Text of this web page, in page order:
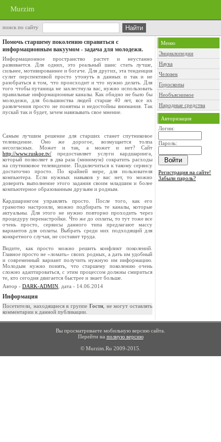
Murzim
поиск по сайту
Помочь старшему поколению справиться с
информационным вакуумом - задача для молодежи.
Информационное пространство растет и неустанно
развивается. Для одних, это реальный шанс стать лучше,
сильнее, мотивированнее и богаче. Для других, эта тенденция
сулит перспективой просто утонуть в данных и так и не
разобраться в том, что происходит и что нужно делать. Для
того чтобы путаница не захлестнула вас, нужно использовать
правильные информационные каналы. Как обидно не было бы
молодежи, для большинства людей старше 40 лет, все их
развлечения просто не понятны и недостойны внимания. Так
пускай так и будет, зачем навязывать свое мнение.
Самым лучшим решение для старших станет спутниковое
телевидение. Оно же дорогое, возмущается толпа
несогласных. Может и так, а может и нет? Сайт
http://www.ruskoe.tv/ предоставляет услуги кардшаринга,
который позволяет в два раза (минимум) сократить расходы
на спутниковое телевидение. Подключиться к такому сервису
достаточно просто. По крайней мере, для пользователя
компьютера. Если нужных навыков у вас нет, то можно
доверить выполнение этого задания своим младшим и более
компьютерное образованным друзьям и родным.
Кардшарингом управлять просто. После того, как его
грамотно настроили, можно подбирать те каналы, которые
актуальны. Для этого не нужно повторно проходить через
процедуру перенастройки. Что же до оплаты, то тут тоже все
очень просто, сервисы данного типа предлагают массу
вариантов для оплаты. Выбрать среди них подходящий для
конкретного случая, не составит труда.
Видите, как просто можно решить конфликт поколений.
Главное просто не «ломать» своих родных, а дать им удобный
и современный вариант получить нужную им информацию.
Молодым нужно понять, что старшему поколению очень
сложно адаптироваться, с этим процессом должны смириться
те, кто сегодня двигается быстрее и знает больше.
Автор - DARK-ADMIN , дата - 14.06.2014
Информация
Посетители, находящиеся в группе Гости, не могут оставлять
комментарии к данной публикации.
Меню
Энциклопедии
Наука
Человек
Гороскопы
Необъяснимое
Народные средства
Авторизация
Логин:
Пароль:
Регистрация на сайте!
Забыли пароль?
Вы просматриваете мобильную версию сайта.
Перейти на полную версию
© Murzim.Ru 2009-2015.